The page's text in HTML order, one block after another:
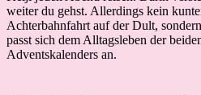
weiter du gehst. Allerdings kein
Achterbahnfahrt auf der Dult,
passt sich dem Alltagsleben der
Adventskalenders an.